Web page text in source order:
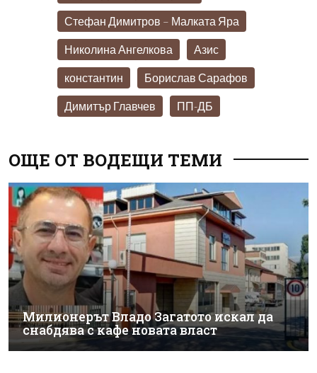
Стефан Димитров – Малката Яра
Николина Ангелкова Азис
константин Борислав Сарафов
Димитър Главчев ПП-ДБ
ОЩЕ ОТ ВОДЕЩИ ТЕМИ
Милионерът Владо Загатото искал да
снабдява с кафе новата власт